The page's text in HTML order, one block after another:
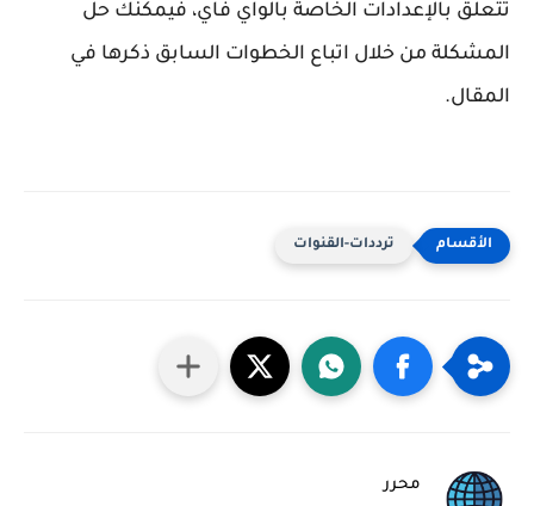
تتعلق بالإعدادات الخاصة بالواي فاي، فيمكنك حل
المشكلة من خلال اتباع الخطوات السابق ذكرها في
المقال.
ترددات-القنوات
محرر